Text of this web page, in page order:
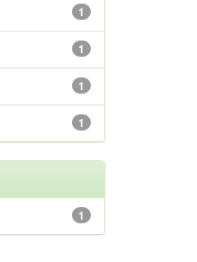
1
1
1
1
1